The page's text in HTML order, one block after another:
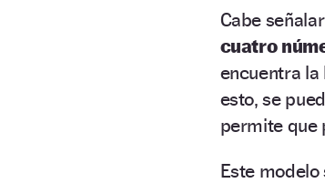
Cabe
cuatro
encuentra la
esto, se
permite que
Este